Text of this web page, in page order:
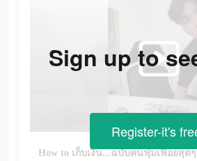
How to เก็บเงิน...ฉบับคนฟุ่มเฟือยสุด
Sign up to
Register-it's